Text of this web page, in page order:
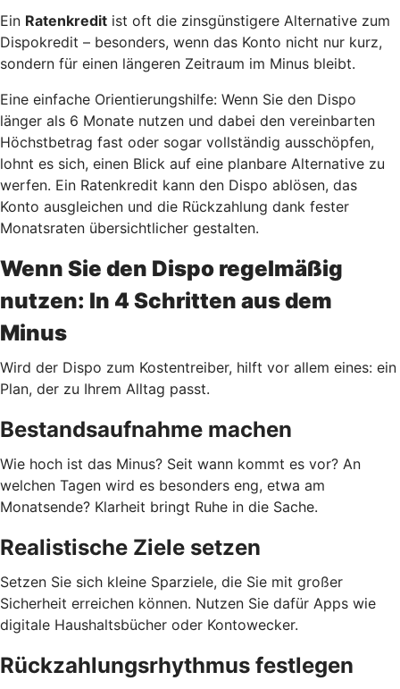
Ein Ratenkredit ist oft die zinsgünstigere Alternative zum
Dispokredit – besonders, wenn das Konto nicht nur kurz,
sondern für einen längeren Zeitraum im Minus bleibt.
Eine einfache Orientierungshilfe: Wenn Sie den Dispo
länger als 6 Monate nutzen und dabei den vereinbarten
Höchstbetrag fast oder sogar vollständig ausschöpfen,
lohnt es sich, einen Blick auf eine planbare Alternative zu
werfen. Ein Ratenkredit kann den Dispo ablösen, das
Konto ausgleichen und die Rückzahlung dank fester
Monatsraten übersichtlicher gestalten.
Wenn Sie den Dispo regelmäßig
nutzen: In 4 Schritten aus dem
Minus
Wird der Dispo zum Kostentreiber, hilft vor allem eines: ein
Plan, der zu Ihrem Alltag passt.
Bestandsaufnahme machen
Wie hoch ist das Minus? Seit wann kommt es vor? An
welchen Tagen wird es besonders eng, etwa am
Monatsende? Klarheit bringt Ruhe in die Sache.
Realistische Ziele setzen
Setzen Sie sich kleine Sparziele, die Sie mit großer
Sicherheit erreichen können. Nutzen Sie dafür Apps wie
digitale Haushaltsbücher oder Kontowecker.
Rückzahlungsrhythmus festlegen